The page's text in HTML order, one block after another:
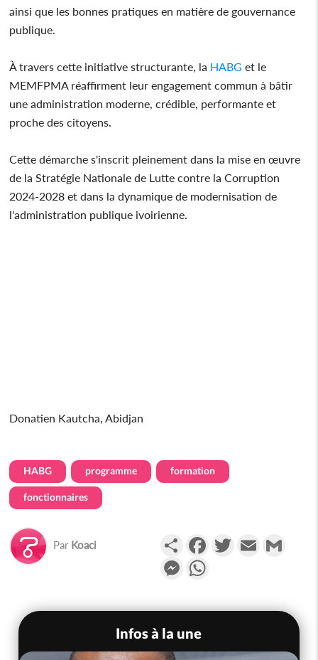
ainsi que les bonnes pratiques en matière de gouvernance
publique.
À travers cette initiative structurante, la HABG et le
MEMFPMA réaffirment leur engagement commun à bâtir
une administration moderne, crédible, performante et
proche des citoyens.
Cette démarche s'inscrit pleinement dans la mise en œuvre
de la Stratégie Nationale de Lutte contre la Corruption
2024-2028 et dans la dynamique de modernisation de
l'administration publique ivoirienne.
Donatien Kautcha, Abidjan
HABG programme formation
fonctionnaires
Par Koaci PartagerFacebookTwitterEmail
Messenger
Infos à la une